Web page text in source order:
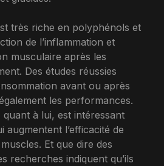
très riche en polyphénols et
de l’inflammation et
musculaire après les
Des études réussies
avant ou après
les performances.
à lui, est intéressant
augmentent l’efficacité de
Et que dire des
recherches indiquent qu’ils